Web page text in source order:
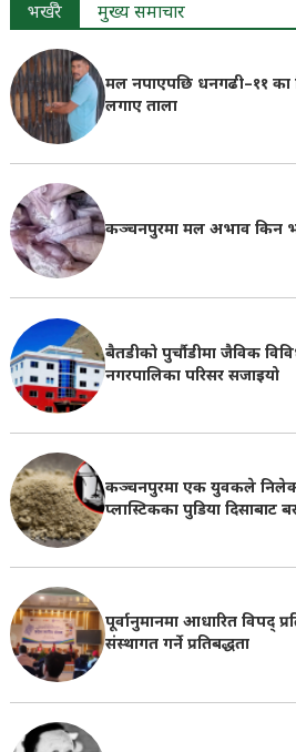
भर्खरै मुख्य समाचार
मल नपाएपछि धनगढी–११ का
लगाए ताला
कञ्चनपुरमा मल अभाव किन
बैतडीको पुर्चौडीमा जैविक
नगरपालिका परिसर सजाइयो
कञ्चनपुरमा एक युवकले
प्लास्टिकका पुडिया दिसाबाट
पूर्वानुमानमा आधारित विपद्
संस्थागत गर्ने प्रतिबद्धता